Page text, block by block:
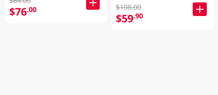
$76.00 $108.00
$59.90